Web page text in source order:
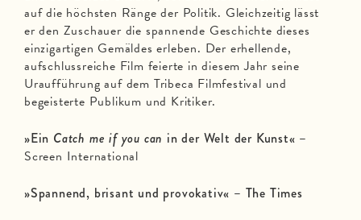
auf die höchsten Ränge der Politik. Gleichzeitig lässt
er den Zuschauer die spannende Geschichte dieses
einzigartigen Gemäldes erleben. Der erhellende,
aufschlussreiche Film feierte in diesem Jahr seine
Uraufführung auf dem Tribeca Filmfestival und
begeisterte Publikum und Kritiker.
»Ein Catch me if you can in der Welt der Kunst« –
Screen International
»Spannend, brisant und provokativ« – The Times